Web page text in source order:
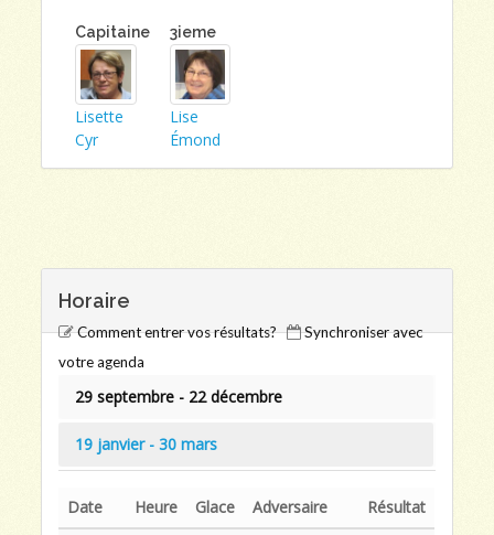
Capitaine
Lisette
Cyr
3ieme
Lise
Émond
Horaire
Comment entrer vos résultats?
Synchroniser avec
votre agenda
29 septembre - 22 décembre
19 janvier - 30 mars
Date Heure Glace Adversaire
Résultat